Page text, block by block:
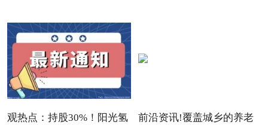
观热点：持股30%！阳光氢
前沿资讯!覆盖城乡的养老